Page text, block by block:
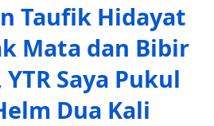
Taufik Hidayat
Mata dan Bibir
Saya Pukul
Dua Kali